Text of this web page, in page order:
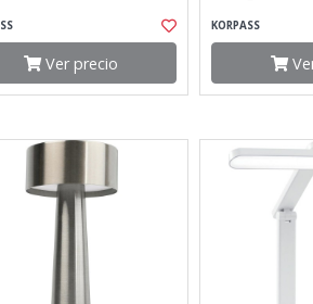
Ver precio
KORPASS